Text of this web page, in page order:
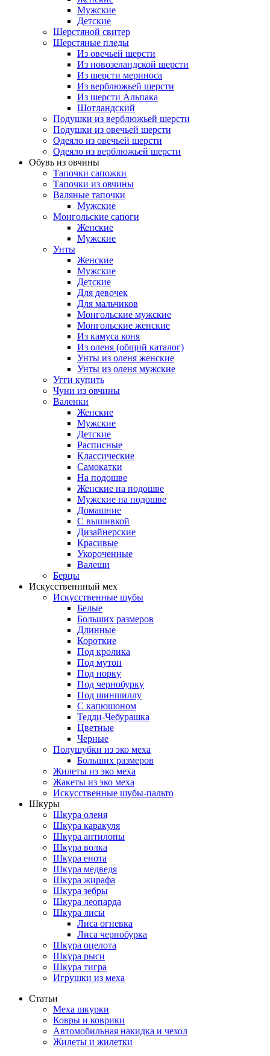
Мужские
Детские
Шерстяной свитер
Шерстяные пледы
Из овечьей шерсти
Из новозеландской шерсти
Из шерсти мериноса
Из верблюжьей шерсти
Из шерсти Альпака
Шотландский
Подушки из верблюжьей шерсти
Подушки из овечьей шерсти
Одеяло из овечьей шерсти
Одеяло из верблюжьей шерсти
Обувь из овчины
Тапочки сапожки
Тапочки из овчины
Валяные тапочки
Мужские
Монгольские сапоги
Женские
Мужские
Унты
Женские
Мужские
Детские
Для девочек
Для мальчиков
Монгольские мужские
Монгольские женские
Из камуса коня
Из оленя (общий каталог)
Унты из оленя женские
Унты из оленя мужские
Угги купить
Чуни из овчины
Валенки
Женские
Мужские
Детские
Расписные
Классические
Самокатки
На подошве
Женские на подошве
Мужские на подошве
Домашние
С вышивкой
Дизайнерские
Красивые
Укороченные
Валеши
Берцы
Искусственнный мех
Искусственные шубы
Белые
Больших размеров
Длинные
Короткие
Под кролика
Под мутон
Под норку
Под чернобурку
Под шиншиллу
С капюшоном
Тедди-Чебурашка
Цветные
Черные
Полушубки из эко меха
Больших размеров
Жилеты из эко меха
Жакеты из эко меха
Искусственные шубы-пальто
Шкуры
Шкура оленя
Шкура каракуля
Шкура антилопы
Шкура волка
Шкура енота
Шкура медведя
Шкура жирафа
Шкура зебры
Шкура леопарда
Шкура лисы
Лиса огневка
Лиса чернобурка
Шкура оцелота
Шкура рыси
Шкура тигра
Игрушки из меха
Статьи
Меха шкурки
Ковры и коврики
Автомобильная накидка и чехол
Жилеты и жилетки